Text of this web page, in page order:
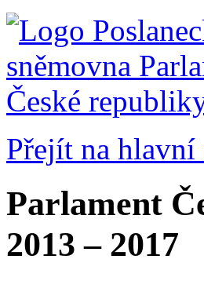
Přejít na hlavní
Parlament
2013 – 2017